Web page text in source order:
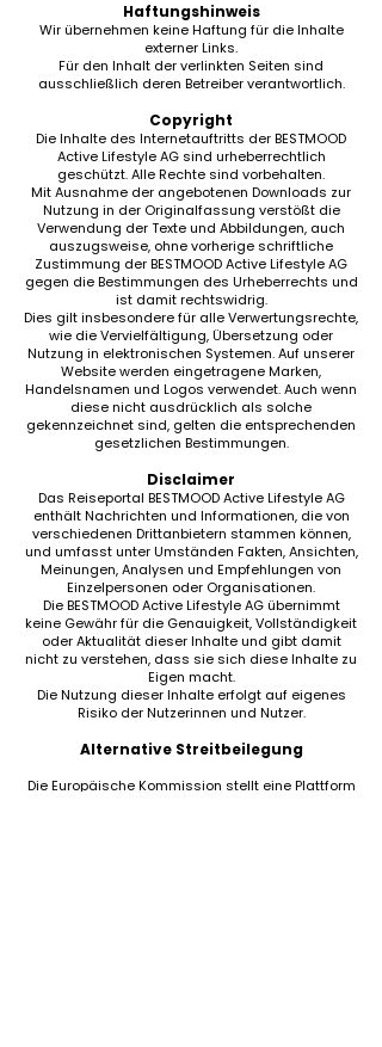
Haftungshinweis
Wir übernehmen keine Haftung für die Inhalte
externer Links.
Für den Inhalt der verlinkten Seiten sind
ausschließlich deren Betreiber verantwortlich.
Copyright
Die Inhalte des Internetauftritts der BESTMOOD
Active Lifestyle AG sind urheberrechtlich
geschützt. Alle Rechte sind vorbehalten.
Mit Ausnahme der angebotenen Downloads zur
Nutzung in der Originalfassung verstößt die
Verwendung der Texte und Abbildungen, auch
auszugsweise, ohne vorherige schriftliche
Zustimmung der BESTMOOD Active Lifestyle AG
gegen die Bestimmungen des Urheberrechts und
ist damit rechtswidrig.
Dies gilt insbesondere für alle Verwertungsrechte,
wie die Vervielfältigung, Übersetzung oder
Nutzung in elektronischen Systemen. Auf unserer
Website werden eingetragene Marken,
Handelsnamen und Logos verwendet. Auch wenn
diese nicht ausdrücklich als solche
gekennzeichnet sind, gelten die entsprechenden
gesetzlichen Bestimmungen.
Disclaimer
Das Reiseportal BESTMOOD Active Lifestyle AG
enthält Nachrichten und Informationen, die von
verschiedenen Drittanbietern stammen können,
und umfasst unter Umständen Fakten, Ansichten,
Meinungen, Analysen und Empfehlungen von
Einzelpersonen oder Organisationen.
Die BESTMOOD Active Lifestyle AG übernimmt
keine Gewähr für die Genauigkeit, Vollständigkeit
oder Aktualität dieser Inhalte und gibt damit
nicht zu verstehen, dass sie sich diese Inhalte zu
Eigen macht.
Die Nutzung dieser Inhalte erfolgt auf eigenes
Risiko der Nutzerinnen und Nutzer.
Alternative Streitbeilegung
Die Europäische Kommission stellt eine Plattform